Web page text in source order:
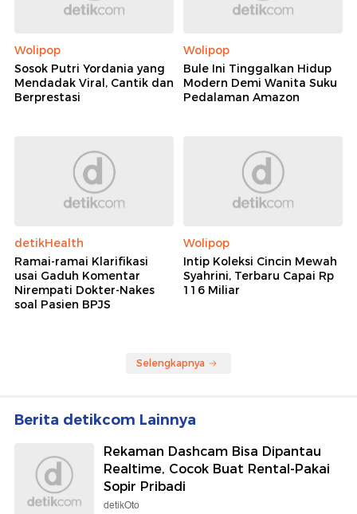
Wolipop
Sosok Putri Yordania yang
Mendadak Viral, Cantik dan
Berprestasi
Wolipop
Bule Ini Tinggalkan Hidup
Modern Demi Wanita Suku
Pedalaman Amazon
detikHealth
Ramai-ramai Klarifikasi
usai Gaduh Komentar
Nirempati Dokter-Nakes
soal Pasien BPJS
Wolipop
Intip Koleksi Cincin Mewah
Syahrini, Terbaru Capai Rp
116 Miliar
Selengkapnya
Berita detikcom Lainnya
Rekaman Dashcam Bisa Dipantau
Realtime, Cocok Buat Rental-Pakai
Sopir Pribadi
detikOto